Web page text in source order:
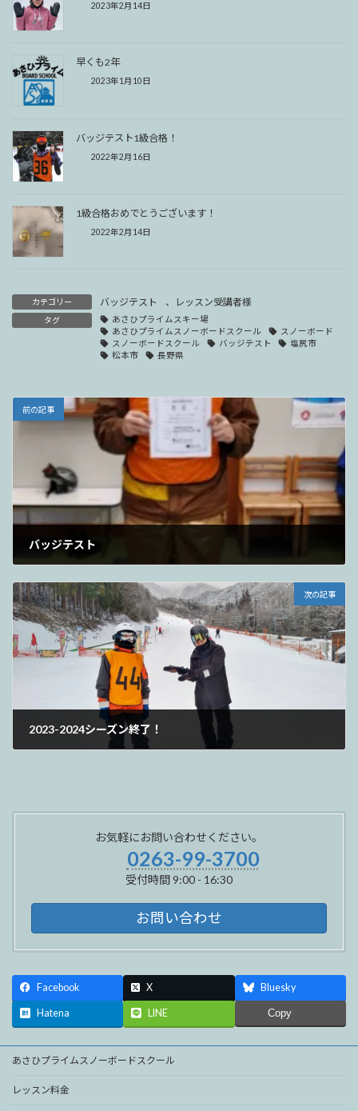
2023年2月14日
早くも2年
2023年1月10日
バッジテスト1級合格！
2022年2月16日
1級合格おめでとうございます！
2022年2月14日
カテゴリー バッジテスト 、 レッスン受講者様
タグ
あさひプライムスキー場
あさひプライムスノーボードスクール
スノーボード
スノーボードスクール
バッジテスト
塩尻市
松本市
長野県
前の記事
バッジテスト
次の記事
2023-2024シーズン終了！
お気軽にお問い合わせください。
0263-99-3700
受付時間 9:00 - 16:30
お問い合わせ
Facebook X Bluesky
Hatena LINE Copy
あさひプライムスノーボードスクール
レッスン料金